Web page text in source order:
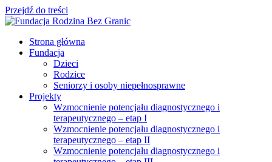
Przejdź do treści
Strona główna
Fundacja
Dzieci
Rodzice
Seniorzy i osoby niepełnosprawne
Projekty
Wzmocnienie potencjału diagnostycznego i
terapeutycznego – etap I
Wzmocnienie potencjału diagnostycznego i
terapeutycznego – etap II
Wzmocnienie potencjału diagnostycznego i